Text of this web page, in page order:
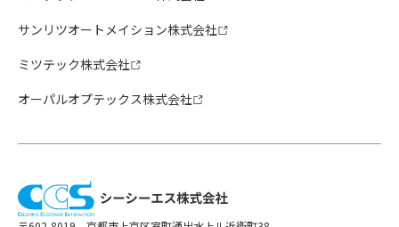
サンリツオートメイション株式会社
ミツテック株式会社
オーパルオプテックス株式会社